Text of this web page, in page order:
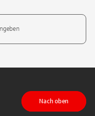
auf LinkedIn
Nach oben